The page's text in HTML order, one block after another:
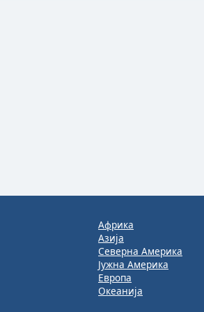
Африка
Азија
Северна Америка
Јужна Америка
Европа
Океанија